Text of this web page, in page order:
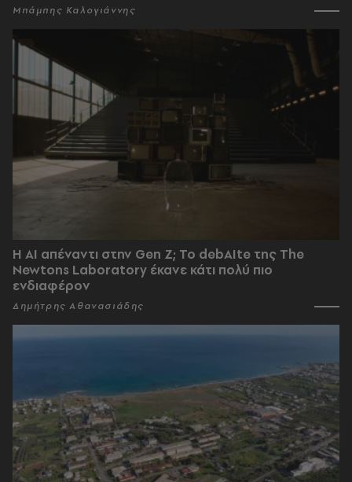
Μπάμπης Καλογιάννης
Η AI απέναντι στην Gen Z; Το debAIte της The
Newtons Laboratory έκανε κάτι πολύ πιο
ενδιαφέρον
Δημήτρης Αθανασιάδης